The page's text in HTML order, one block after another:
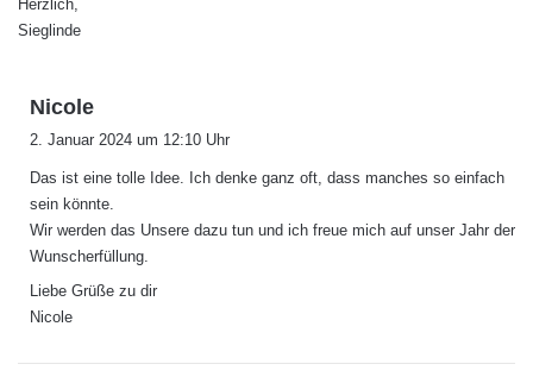
Herzlich,
Sieglinde
Nicole
t
:
2. Januar 2024 um 12:10 Uhr
Das ist eine tolle Idee. Ich denke ganz oft, dass manches so einfach
sein könnte.
Wir werden das Unsere dazu tun und ich freue mich auf unser Jahr der
Wunscherfüllung.
Liebe Grüße zu dir
Nicole